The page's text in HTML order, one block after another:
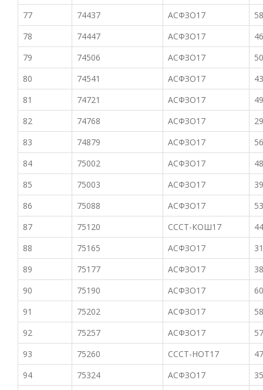
77
74437 АСФЗО17
78
74447 АСФЗО17
79
74506 АСФЗО17
80
74541 АСФЗО17
81
74721 АСФЗО17
82
74768 АСФЗО17
83
74879 АСФЗО17
84
75002 АСФЗО17
85
75003 АСФЗО17
86
75088 АСФЗО17
87
75120 СССТ-КОШ17
88
75165 АСФЗО17
89
75177 АСФЗО17
90
75190 АСФЗО17
91
75202 АСФЗО17
92
75257 АСФЗО17
93
75260 СССТ-НОТ17
94
75324 АСФЗО17